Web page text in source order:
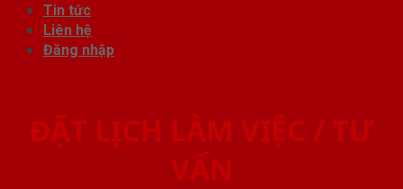
Tin tức
Liên hệ
Đăng nhập
ĐẶT LỊCH LÀM VIỆC / TƯ
VẤN